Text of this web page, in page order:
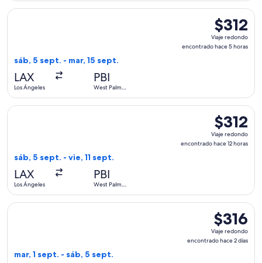
$312
Viaje
redondo,
$312
Viaje redondo
encontrado hace 5 horas
sáb, 5 sept. - mar, 15 sept.
LAX
Los Ángeles
PBI
West Palm
Seleccionar vuelo de Southwest Airlines, con salida el sáb,
$312
Viaje
redondo,
$312
Viaje redondo
encontrado hace 12 horas
sáb, 5 sept. - vie, 11 sept.
LAX
Los Ángeles
PBI
West Palm
Seleccionar vuelo de Southwest Airlines, con salida el sáb,
$316
Viaje
redondo,
$316
Viaje redondo
encontrado hace 2 días
mar, 1 sept. - sáb, 5 sept.
Seleccionar vuelo de Southwest Airlines, con salida el mar,